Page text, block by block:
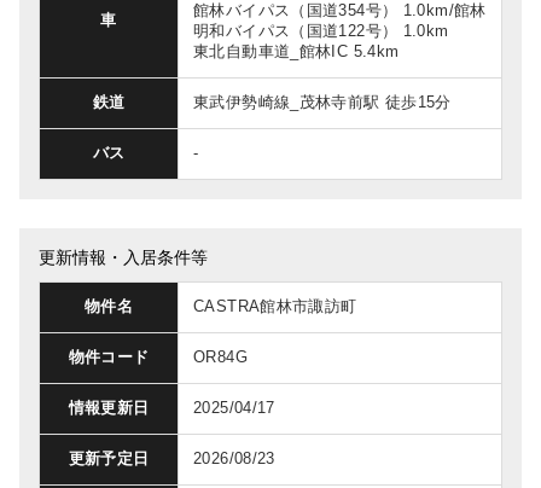
車
館林バイパス（国道354号） 1.0km/館林
明和バイパス（国道122号） 1.0km
東北自動車道_館林IC 5.4km
鉄道 東武伊勢崎線_茂林寺前駅 徒歩15分
バス -
更新情報・入居条件等
物件名 CASTRA館林市諏訪町
物件コード OR84G
情報更新日 2025/04/17
更新予定日 2026/08/23